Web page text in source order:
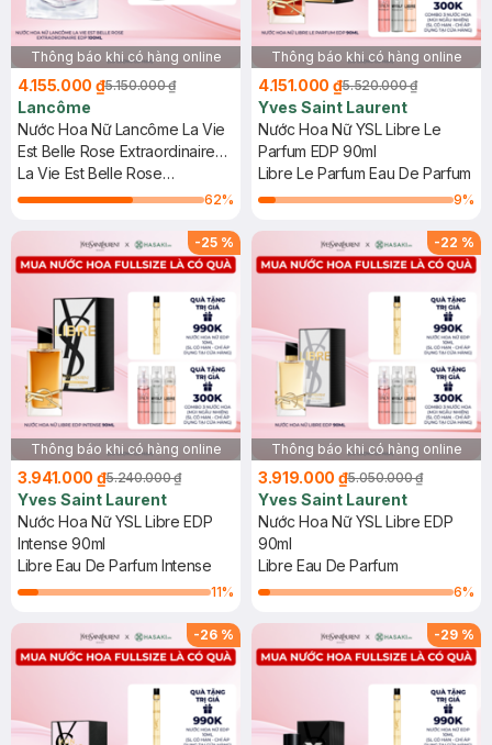
Thông báo khi có hàng online
4.155.000 ₫5.150.000 ₫
Lancôme
Nước Hoa Nữ Lancôme La Vie
Est Belle Rose Extraordinaire
EDP 100ml
La Vie Est Belle Rose
Extraordinaire Eau De Parfum
62%
Thông báo khi có hàng online
4.151.000 ₫5.520.000 ₫
Yves Saint Laurent
Nước Hoa Nữ YSL Libre Le
Parfum EDP 90ml
Libre Le Parfum Eau De Parfum
9%
-25 %
Thông báo khi có hàng online
3.941.000 ₫5.240.000 ₫
Yves Saint Laurent
Nước Hoa Nữ YSL Libre EDP
Intense 90ml
Libre Eau De Parfum Intense
11%
-22 %
Thông báo khi có hàng online
3.919.000 ₫5.050.000 ₫
Yves Saint Laurent
Nước Hoa Nữ YSL Libre EDP
90ml
Libre Eau De Parfum
6%
-26 % -29 %